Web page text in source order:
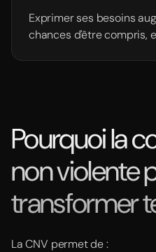
Exprimer ses besoins
chances d'être compris,
Pourquoi la
non violente
transformer
La CNV permet de :